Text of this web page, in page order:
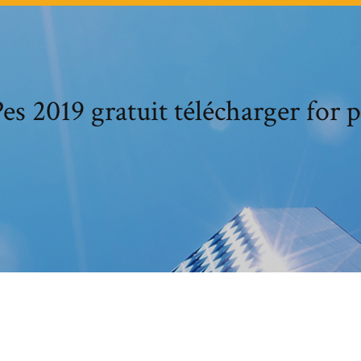
2019 gratuit télécharger for